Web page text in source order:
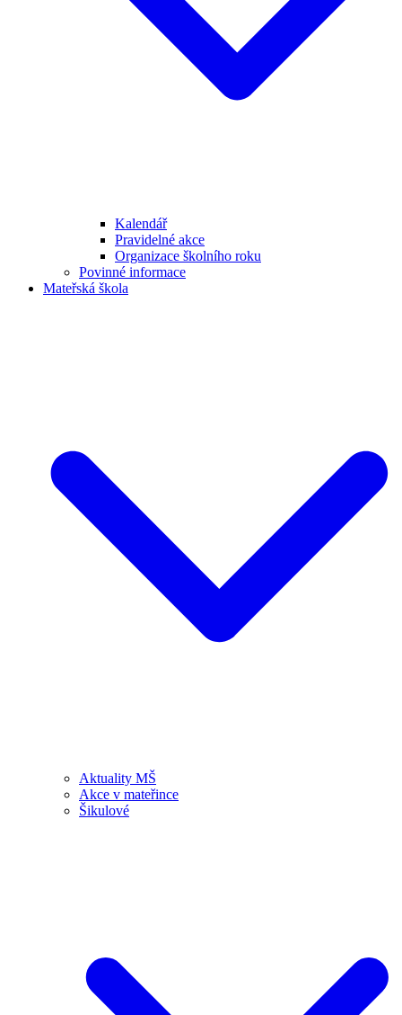
Kalendář
Pravidelné akce
Organizace školního roku
Povinné informace
Mateřská škola
Aktuality MŠ
Akce v mateřince
Šikulové